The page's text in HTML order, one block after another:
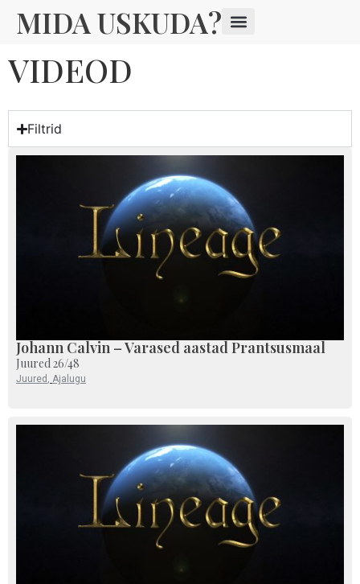
MIDA USKUDA?
VIDEOD
Filtrid
Johann Calvin – Varased aastad Prantsusmaal
Juured 26/48
Juured , Ajalugu